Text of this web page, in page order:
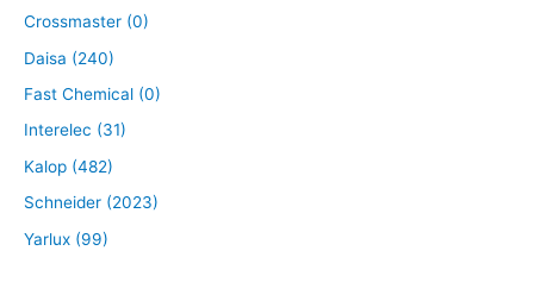
Crossmaster (0)
Daisa (240)
Fast Chemical (0)
Interelec (31)
Kalop (482)
Schneider (2023)
Yarlux (99)